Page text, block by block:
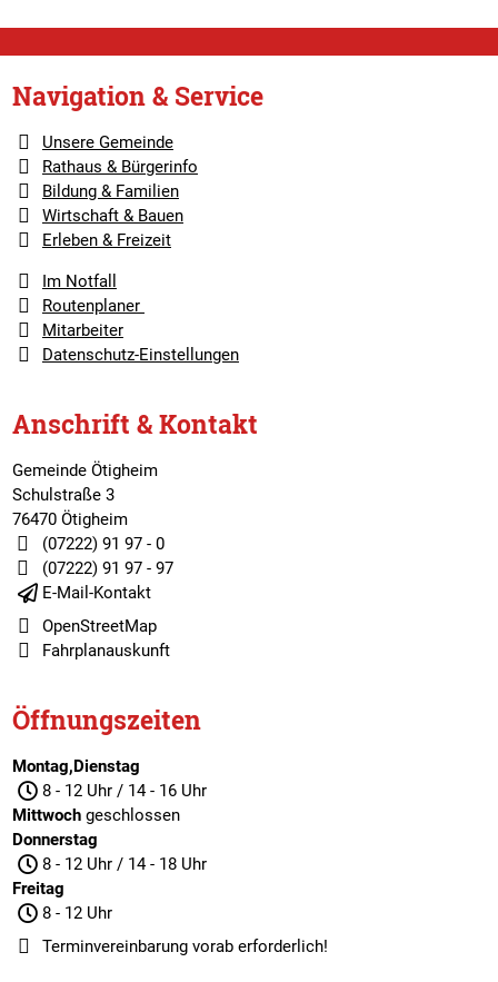
Navigation & Service
Unsere Gemeinde
Rathaus & Bürgerinfo
Bildung & Familien
Wirtschaft & Bauen
Erleben & Freizeit
Im Notfall
Routenplaner
Mitarbeiter
Datenschutz-Einstellungen
Anschrift & Kontakt
Gemeinde Ötigheim
Schulstraße 3
76470 Ötigheim
(07222) 91 97 - 0
(07222) 91 97 - 97
E-Mail-Kontakt
OpenStreetMap
Fahrplanauskunft
Öffnungszeiten
Montag,Dienstag
8 - 12 Uhr / 14 - 16 Uhr
Mittwochgeschlossen
Donnerstag
8 - 12 Uhr / 14 - 18 Uhr
Freitag
8 - 12 Uhr
Terminvereinbarungvorab erforderlich!